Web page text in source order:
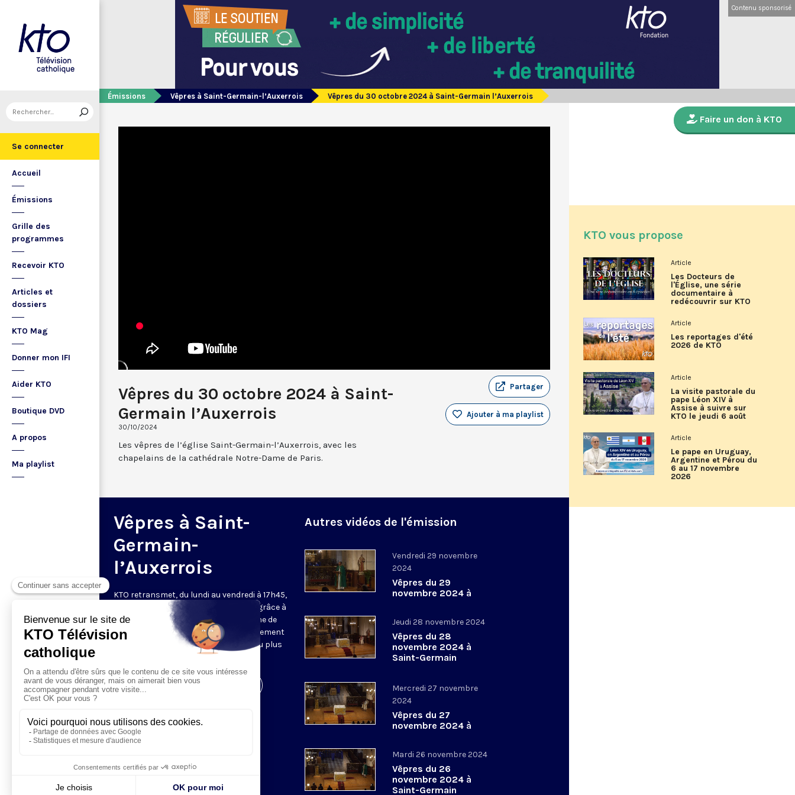
Se connecter
Accueil
Émissions
Grille des
programmes
Recevoir KTO
Articles et
dossiers
KTO Mag
Donner mon IFI
Aider KTO
Boutique DVD
A propos
Ma playlist
Contenu sponsorisé
Émissions Vêpres à Saint-Germain-l’Auxerrois Vêpres du 30 octobre 2024 à Saint-Germain l’Auxerrois
Vêpres du 30 octobre 2024 à Saint-
Germain l’Auxerrois
30/10/2024
Partager
Ajouter à ma playlist
Les vêpres de l’église Saint-Germain-l’Auxerrois, avec les
chapelains de la cathédrale Notre-Dame de Paris.
Vêpres à Saint-
Germain-
l’Auxerrois
KTO retransmet, du lundi au vendredi à 17h45,
les vêpres en direct de Saint-Germain grâce à
une technologie innovante : un système de
captation multicaméra en direct totalement
automatisé, qui offre une réalisation au plus
près de la célébration.
Visiter la page de l'émission
Autres vidéos de l'émission
Vendredi 29 novembre
2024
Vêpres du 29
novembre 2024 à
Jeudi 28 novembre 2024
Vêpres du 28
novembre 2024 à
Saint-Germain
Mercredi 27 novembre
2024
Vêpres du 27
novembre 2024 à
Mardi 26 novembre 2024
Vêpres du 26
novembre 2024 à
Saint-Germain
Faire un don à KTO
KTO vous propose
Article
Les Docteurs de
l'Église, une série
documentaire à
redécouvrir sur KTO
Article
Les reportages d'été
2026 de KTO
Article
La visite pastorale du
pape Léon XIV à
Assise à suivre sur
KTO le jeudi 6 août
Article
Le pape en Uruguay,
Argentine et Pérou du
6 au 17 novembre
2026